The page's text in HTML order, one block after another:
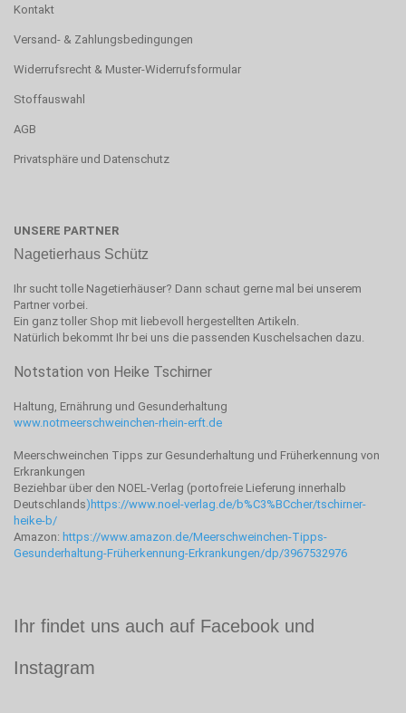
Kontakt
Versand- & Zahlungsbedingungen
Widerrufsrecht & Muster-Widerrufsformular
Stoffauswahl
AGB
Privatsphäre und Datenschutz
UNSERE PARTNER
Nagetierhaus Schütz
Ihr sucht tolle Nagetierhäuser? Dann schaut gerne mal bei unserem
Partner vorbei.
Ein ganz toller Shop mit liebevoll hergestellten Artikeln.
Natürlich bekommt Ihr bei uns die passenden Kuschelsachen dazu.
Notstation von Heike Tschirner
Haltung, Ernährung und Gesunderhaltung
www.notmeerschweinchen-rhein-erft.de
Meerschweinchen Tipps zur Gesunderhaltung und Früherkennung von
Erkrankungen
Beziehbar über den NOEL-Verlag (portofreie Lieferung innerhalb
Deutschlands) https://www.noel-verlag.de/b%C3%BCcher/tschirner-
heike-b/
Amazon: https://www.amazon.de/Meerschweinchen-Tipps-
Gesunderhaltung-Früherkennung-Erkrankungen/dp/3967532976
Ihr findet uns auch auf Facebook und
Instagram